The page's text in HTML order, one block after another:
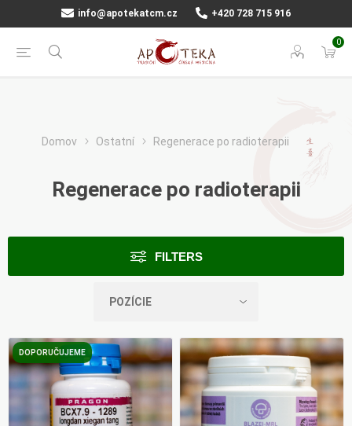
info@apotekatcm.cz +420 728 715 916
0
Domov Ostatní Regenerace po radioterapii
Regenerace po radioterapii
FILTERS
DOPORUČUJEME